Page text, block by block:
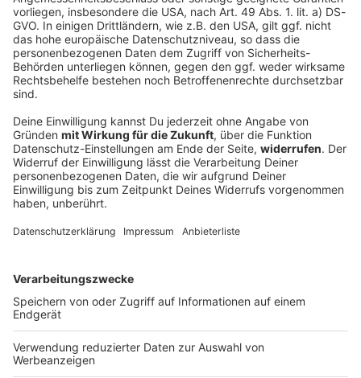
Radfahrerin wird bei Sturz lebensgefährlich
verletzt
Während eines Radausfluges in Oberbayern stürzt
eine 68 Jahre alte Urlauberin aus Rheinland-Pfalz
DEINE GEMERKTEN ARTIKEL
Du hast dir noch keine Artikel gemerkt
Markiere sie hierfür mit einem